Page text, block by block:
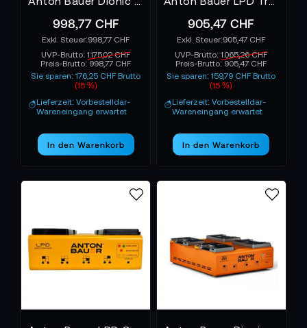
998,77 CHF
998,77 CHF
UVP-Brutto:1.175,02 CHF
Preis-Brutto: 998,77 CHF
Sie sparen: 176,25 CHF Brutto
(15 %)
Lieferzeit: Vorbestelldar-
Wareneingang erwartet
In den Warenkorb
905,47 CHF
905,47 CHF
UVP-Brutto:1.065,26 CHF
Preis-Brutto: 905,47 CHF
Sie sparen: 159,79 CHF Brutto
(15 %)
Lieferzeit: Vorbestelldar-
Wareneingang erwartet
In den Warenkorb